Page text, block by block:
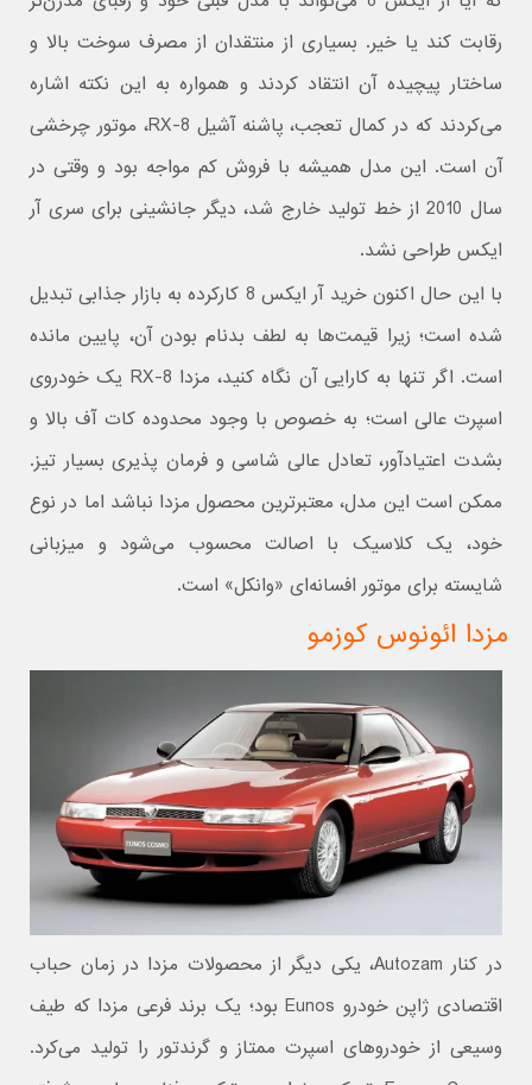
رقابت کند یا خیر. بسیاری از منتقدان از مصرف سوخت بالا و
ساختار پیچیده آن انتقاد کردند و همواره به این نکته اشاره
می‌کردند که در کمال تعجب، پاشنه آشیل RX-8، موتور چرخشی
آن است. این مدل همیشه با فروش کم مواجه بود و وقتی در
سال 2010 از خط تولید خارج شد، دیگر جانشینی برای سری آر
ایکس طراحی نشد.
با این حال اکنون خرید آر ایکس 8 کارکرده به بازار جذابی تبدیل
شده است؛ زیرا قیمت‌ها به لطف بدنام بودن آن، پایین مانده
است. اگر تنها به کارایی آن نگاه کنید، مزدا RX-8 یک خودروی
اسپرت عالی است؛ به خصوص با وجود محدوده کات آف بالا و
بشدت اعتیادآور، تعادل عالی شاسی و فرمان پذیری بسیار تیز.
ممکن است این مدل، معتبرترین محصول مزدا نباشد اما در نوع
خود، یک کلاسیک با اصالت محسوب می‌شود و میزبانی
شایسته برای موتور افسانه‌ای «وانکل» است.
مزدا ائونوس کوزمو
در کنار Autozam، یکی دیگر از محصولات مزدا در زمان حباب
اقتصادی ژاپن خودرو Eunos بود؛ یک برند فرعی مزدا که طیف
وسیعی از خودروهای اسپرت ممتاز و گرندتور را تولید می‌کرد.